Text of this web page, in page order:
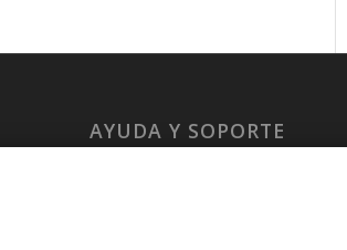
AYUDA Y SOPORTE